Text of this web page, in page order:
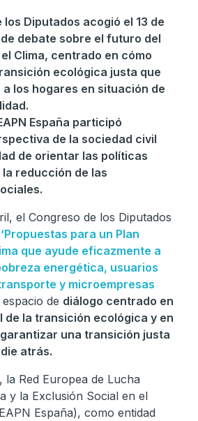
los Diputados acogió el 13 de
debate sobre el futuro del
Clima, centrado en cómo
ecológica justa que
los hogares en situación de
España participó
de la sociedad civil
de orientar las políticas
reducción de las
el Congreso de los Diputados
‘Propuestas para un Plan
que ayude eficazmente a
energética, usuarios
y microempresas
de diálogo centrado en
de la transición ecológica y en
una transición justa
atrás.
la Red Europea de Lucha
y la Exclusión Social en el
España), como entidad